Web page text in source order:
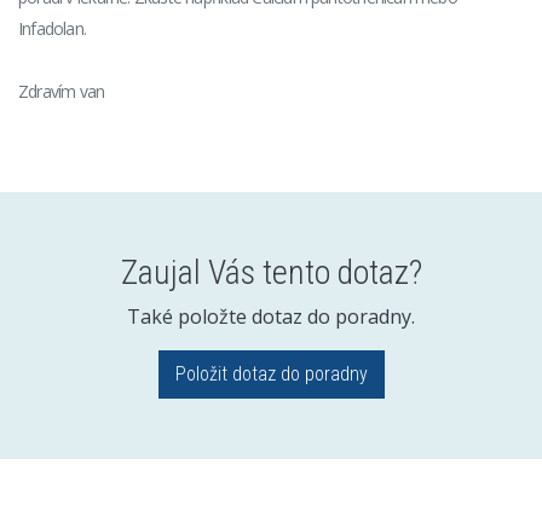
Infadolan.
Zdravím van
Zaujal Vás tento dotaz?
Také položte dotaz do poradny.
Položit dotaz do poradny